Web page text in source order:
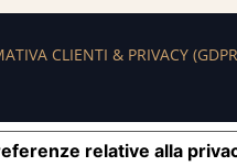
CLIENTI & PRIVACY
relative alla